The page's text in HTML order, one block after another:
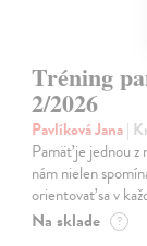
Tréning
2/2026
Pavlíková Jana|
Pamäť je jednou z
nám nielen
orientovať sa v
Na sklade ?